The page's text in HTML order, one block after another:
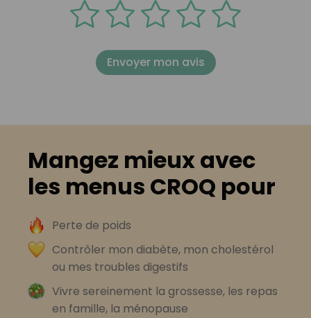
Envoyer mon avis
Mangez mieux avec
les menus CROQ pour
Perte de poids
Contrôler mon diabète, mon cholestérol
ou mes troubles digestifs
Vivre sereinement la grossesse, les repas
en famille, la ménopause